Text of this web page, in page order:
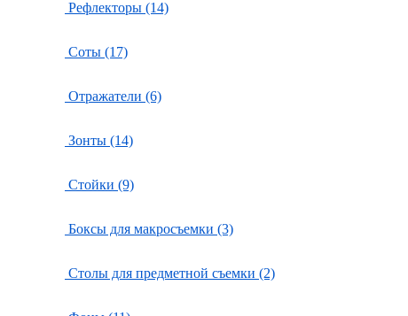
Рефлекторы (14)
Соты (17)
Отражатели (6)
Зонты (14)
Стойки (9)
Боксы для макросъемки (3)
Столы для предметной съемки (2)